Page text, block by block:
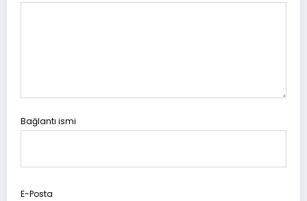
Bağlantı ismi
E-Posta